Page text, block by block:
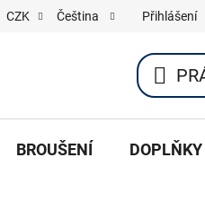
CZK Čeština Přihlášení
KOŠÍK
BROUŠENÍ DOPLŇKY